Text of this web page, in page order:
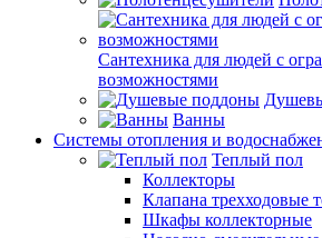
Сантехника для людей с
возможностями
Ванны
Системы отопления и
Теплый пол
Коллекторы
Клапана трехходовые
Шкафы коллекторные